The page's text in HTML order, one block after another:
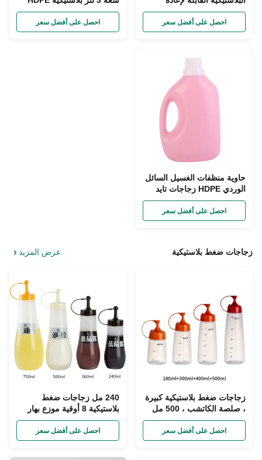
الاستخدام HDPE القابلة
للكسر 2000 ملاحصل على أفضل سعر
للغسيل السائل
احصل على أفضل سعر
حاوية منظفات الغسيل السائل
الوردي HDPE زجاجات تايد
فارغة 5 لتر
احصل على أفضل سعر
زجاجات ضغط بلاستيكية عرض المزيد
زجاجات ضغط بلاستيكية كبيرة
، صلصة الكاتشب ، 500 مل
زجاجة ضغط مع غطاء علوي
قابل للطياحصل على أفضل سعر
240 مل زجاجات ضغط
بلاستيكية 8 أوقية موزع بهار
زجاجات صلصة بلاستيكية
فارغة SGSاحصل على أفضل سعر